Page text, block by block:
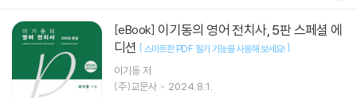
[eBook]
디션 [스마트한 PDF 필기 기능을 사용해 보세요!]
이기동저
(주)교문사
2024.8.1.